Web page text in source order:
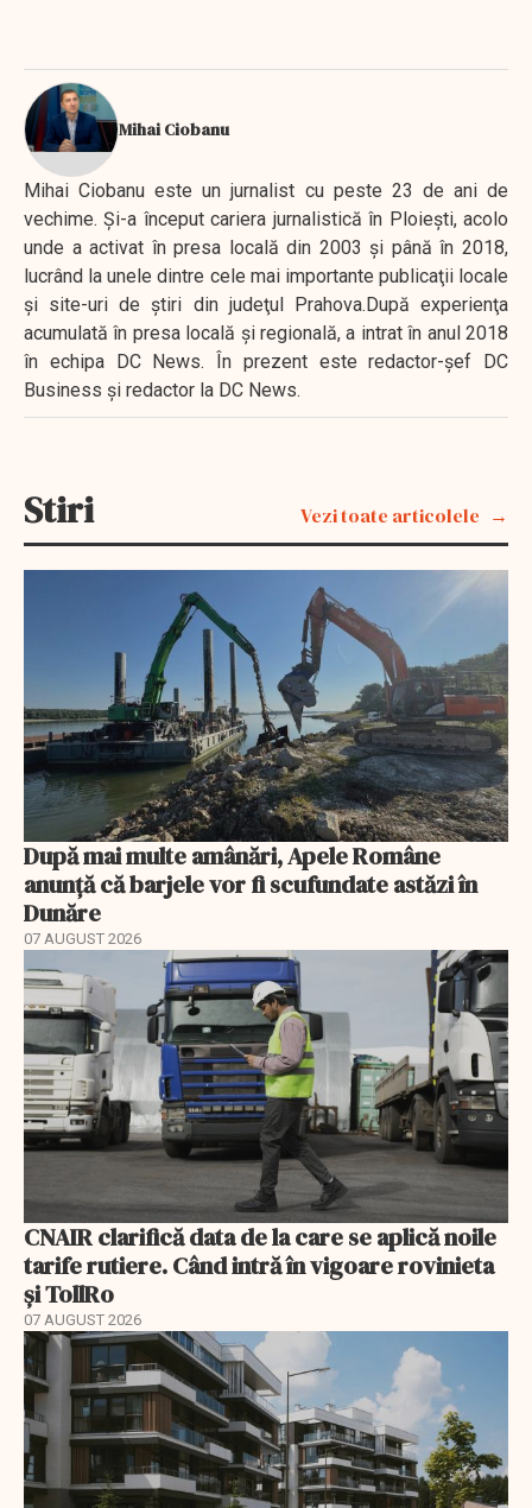
Mihai Ciobanu
Mihai Ciobanu este un jurnalist cu peste 23 de ani de
vechime. Şi-a început cariera jurnalistică în Ploieşti, acolo
unde a activat în presa locală din 2003 şi până în 2018,
lucrând la unele dintre cele mai importante publicaţii locale
şi site-uri de ştiri din judeţul Prahova.După experienţa
acumulată în presa locală şi regională, a intrat în anul 2018
în echipa DC News. În prezent este redactor-şef DC
Business şi redactor la DC News.
Stiri Vezi toate articolele
După mai multe amânări, Apele Române
anunță că barjele vor fi scufundate astăzi în
Dunăre
07 AUGUST 2026
CNAIR clarifică data de la care se aplică noile
tarife rutiere. Când intră în vigoare rovinieta
și TollRo
07 AUGUST 2026